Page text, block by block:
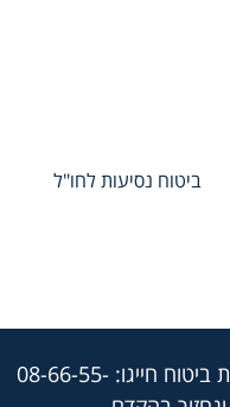
ביטוח נסיעות לחו"ל
08-66-55-